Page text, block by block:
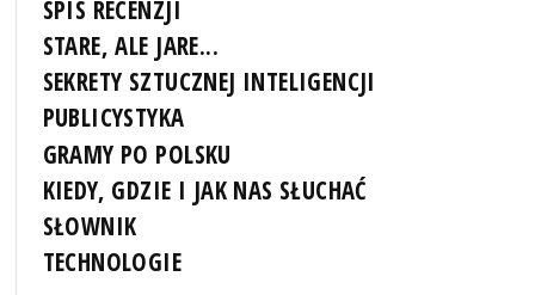
SPIS RECENZJI
STARE, ALE JARE...
SEKRETY SZTUCZNEJ INTELIGENCJI
PUBLICYSTYKA
GRAMY PO POLSKU
KIEDY, GDZIE I JAK NAS SŁUCHAĆ
SŁOWNIK
TECHNOLOGIE